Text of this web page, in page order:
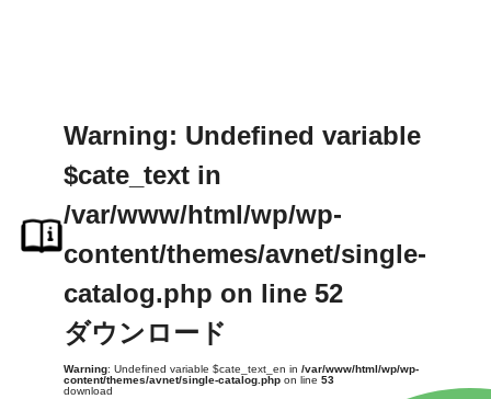
Warning: Undefined variable
$cate_text in
/var/www/html/wp/wp-
content/themes/avnet/single-
catalog.php on line 52
ダウンロード
Warning: Undefined variable $cate_text_en in /var/www/html/wp/wp-
content/themes/avnet/single-catalog.phpon line 53
download